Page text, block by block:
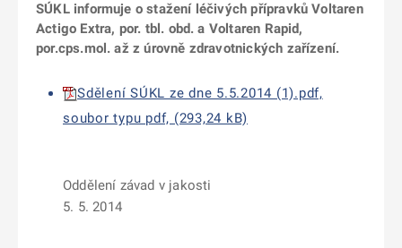
SÚKL informuje o stažení léčivých přípravků Voltaren
Actigo Extra, por. tbl. obd. a Voltaren Rapid,
por.cps.mol. až z úrovně zdravotnických zařízení.
Sdělení SÚKL ze dne 5.5.2014 (1).pdf,
soubor typu pdf, (293,24 kB)
Oddělení závad v jakosti
5. 5. 2014